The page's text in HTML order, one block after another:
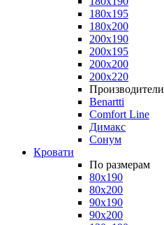
180x195
180x200
200x190
200x195
200x200
200x220
Производители
Benartti
Comfort Line
Димакс
Сонум
Кровати
По размерам
80x190
80x200
90x190
90x200